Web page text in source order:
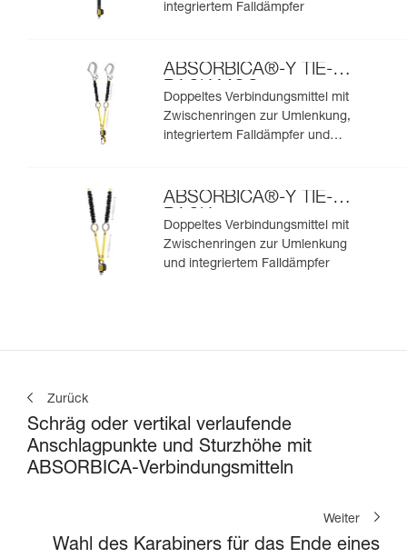
integriertem Falldämpfer
ABSORBICA®-Y TIE-
BACK MGO
Doppeltes Verbindungsmittel mit
Zwischenringen zur Umlenkung,
integriertem Falldämpfer und
ABSORBICA®-Y TIE-
BACK
Doppeltes Verbindungsmittel mit
Zwischenringen zur Umlenkung
und integriertem Falldämpfer
Zurück
Schräg oder vertikal verlaufende
Anschlagpunkte und Sturzhöhe mit
ABSORBICA-Verbindungsmitteln
Weiter
Wahl des Karabiners für das Ende eines